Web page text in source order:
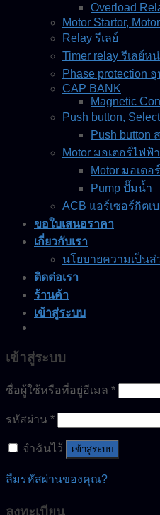
Overload
Motor Startor,
Relay รีเลย์
Timer relay รีเลย์ห
Phase protection
CAP BANK
Magnetic
Push button,
Push button
Motor มอเตอร์ไฟฟ้
Motor มอเตอ
Pump ปั๊มน้ำ
ACB แอร์เซอร์กิตเ
ขอใบเสนอราคา
เกี่ยวกับเรา
นโยบายความเป็นส่
ติดต่อเรา
ร้านค้า
เข้าสู่ระบบ
เข้าสู่ระบบ
ชื่อผู้ใช้หรือที่อยู่อีเมล *
รหัสผ่าน *
จำฉันไว้ เข้าสู่ระบบ
ลืมรหัสผ่านของคุณ?
ลงทะเบียน